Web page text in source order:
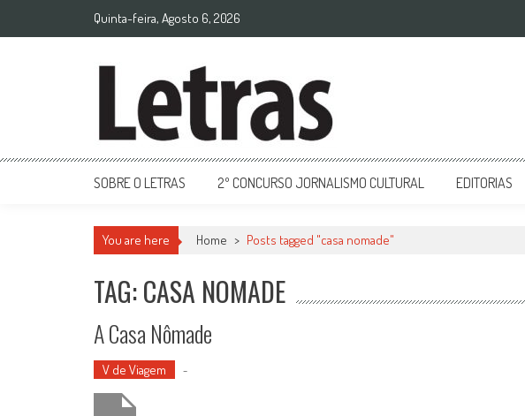
Quinta-feira, Agosto 6, 2026
SOBRE O LETRAS 2º CONCURSO JORNALISMO CULTURAL EDITORIAS
You are here Home > Posts tagged "casa nomade"
TAG: CASA NOMADE
A Casa Nômade
V de Viagem -